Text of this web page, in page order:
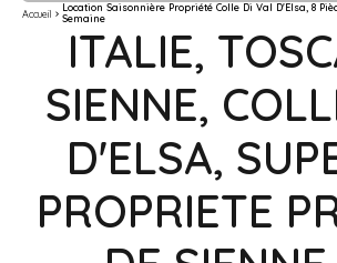
Accueil
Location Saisonnière Propriété Colle Di Val D'Elsa, 8
Semaine
ITALIE,
SIENNE,
D'ELSA,
PROPRIETE